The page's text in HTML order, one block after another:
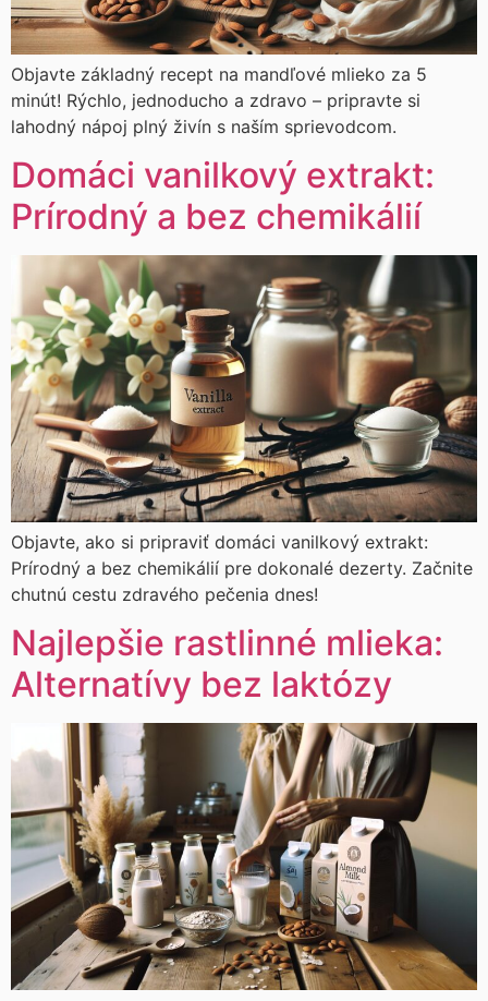
Objavte základný recept na mandľové mlieko za 5
minút! Rýchlo, jednoducho a zdravo – pripravte si
lahodný nápoj plný živín s naším sprievodcom.
Domáci vanilkový extrakt:
Prírodný a bez chemikálií
Objavte, ako si pripraviť domáci vanilkový extrakt:
Prírodný a bez chemikálií pre dokonalé dezerty. Začnite
chutnú cestu zdravého pečenia dnes!
Najlepšie rastlinné mlieka:
Alternatívy bez laktózy